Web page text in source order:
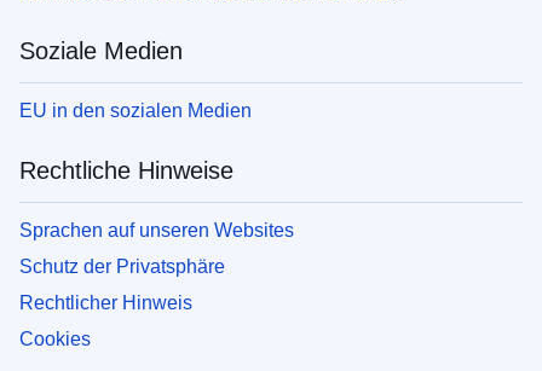
Soziale Medien
EU in den sozialen Medien
Rechtliche Hinweise
Sprachen auf unseren Websites
Schutz der Privatsphäre
Rechtlicher Hinweis
Cookies